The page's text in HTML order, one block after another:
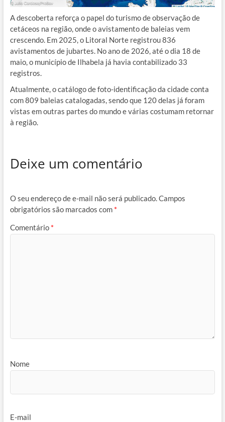
A descoberta reforça o papel do turismo de observação de
cetáceos na região, onde o avistamento de baleias vem
crescendo. Em 2025, o Litoral Norte registrou 836
avistamentos de jubartes. No ano de 2026, até o dia 18 de
maio, o município de Ilhabela já havia contabilizado 33
registros.
Atualmente, o catálogo de foto-identificação da cidade conta
com 809 baleias catalogadas, sendo que 120 delas já foram
vistas em outras partes do mundo e várias costumam retornar
à região.
Deixe um comentário
O seu endereço de e-mail não será publicado.Campos
obrigatórios são marcados com *
Comentário *
Nome
E-mail